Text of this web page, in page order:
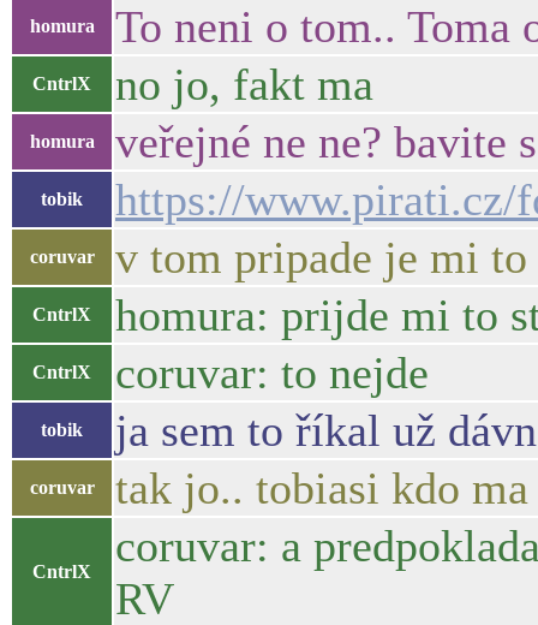
homura To neni o tom.. Toma
CntrlX no jo, fakt ma
homura veřejné ne ne? bavite
tobik https://www.pirati.cz/
coruvar v tom pripade je mi
CntrlX homura: prijde mi to
CntrlX coruvar: to nejde
tobik ja sem to říkal už
coruvar tak jo.. tobiasi kdo
CntrlX
coruvar: a
RV